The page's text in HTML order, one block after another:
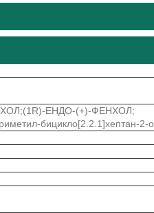
ЕНДО-(+)-ФЕНХОЛ;
бицикло[2.2.1]хептан-2-о